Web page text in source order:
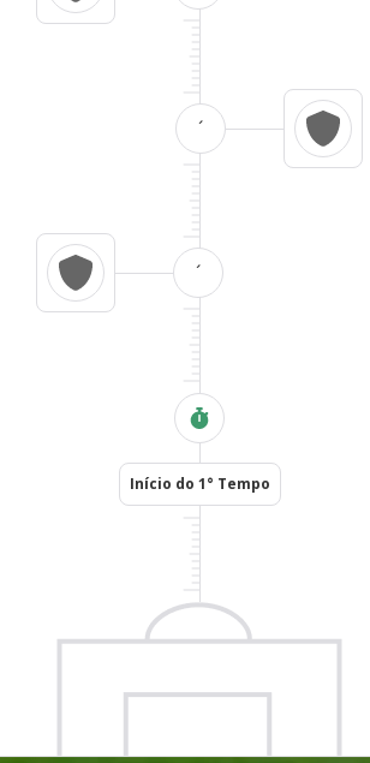
´
´
Início do 1° Tempo